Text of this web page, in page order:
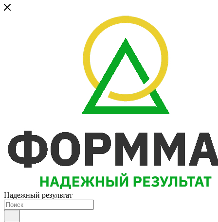
Надежный результат